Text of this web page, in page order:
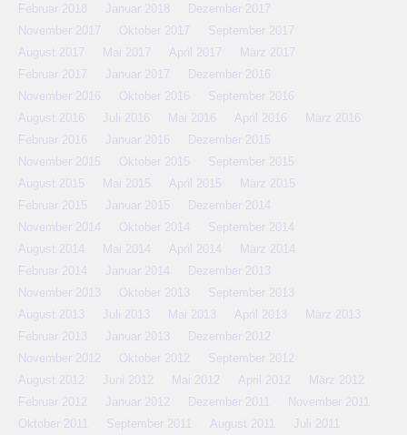
Februar 2018
Januar 2018
Dezember 2017
November 2017
Oktober 2017
September 2017
August 2017
Mai 2017 April 2017
März 2017
Februar 2017
Januar 2017
Dezember 2016
November 2016
Oktober 2016
September 2016
August 2016
Juli 2016 Mai 2016 April 2016
März 2016
Februar 2016
Januar 2016
Dezember 2015
November 2015
Oktober 2015
September 2015
August 2015
Mai 2015 April 2015
März 2015
Februar 2015
Januar 2015
Dezember 2014
November 2014
Oktober 2014
September 2014
August 2014
Mai 2014 April 2014
März 2014
Februar 2014
Januar 2014
Dezember 2013
November 2013
Oktober 2013
September 2013
August 2013
Juli 2013 Mai 2013 April 2013
März 2013
Februar 2013
Januar 2013
Dezember 2012
November 2012
Oktober 2012
September 2012
August 2012
Juni 2012 Mai 2012 April 2012
März 2012
Februar 2012
Januar 2012 Dezember 2011
November 2011
Oktober 2011
September 2011 August 2011 Juli 2011